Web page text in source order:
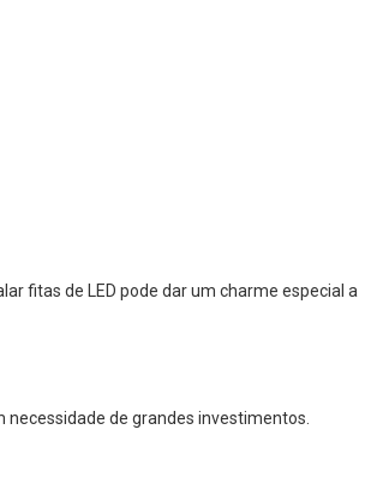
fitas de LED pode dar um charme especial a
de grandes investimentos.